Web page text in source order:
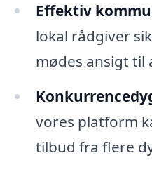
Effektiv
lokal rådgiver
mødes ansigt til
vores platform
tilbud fra flere